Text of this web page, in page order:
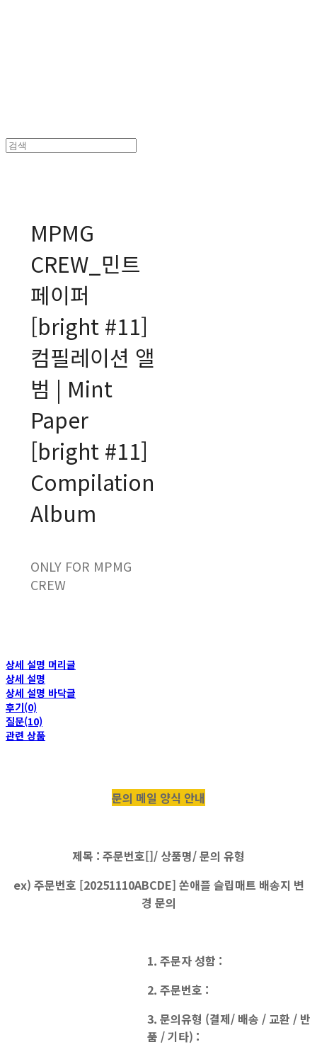
MPMG
CREW_민트
페이퍼
[bright #11]
컴필레이션 앨
범 | Mint
Paper
[bright #11]
Compilation
Album
ONLY FOR MPMG
CREW
상세 설명 머리글
상세 설명
상세 설명 바닥글
후기(0)
질문(10)
관련 상품
문의 메일 양식 안내
제목 : 주문번호[]/ 상품명/ 문의 유형
ex) 주문번호 [20251110ABCDE] 쏜애플 슬립매트 배송지 변
경 문의
1. 주문자 성함 :
2. 주문번호 :
3. 문의유형 (결제/ 배송 / 교환 / 반
품 / 기타) :